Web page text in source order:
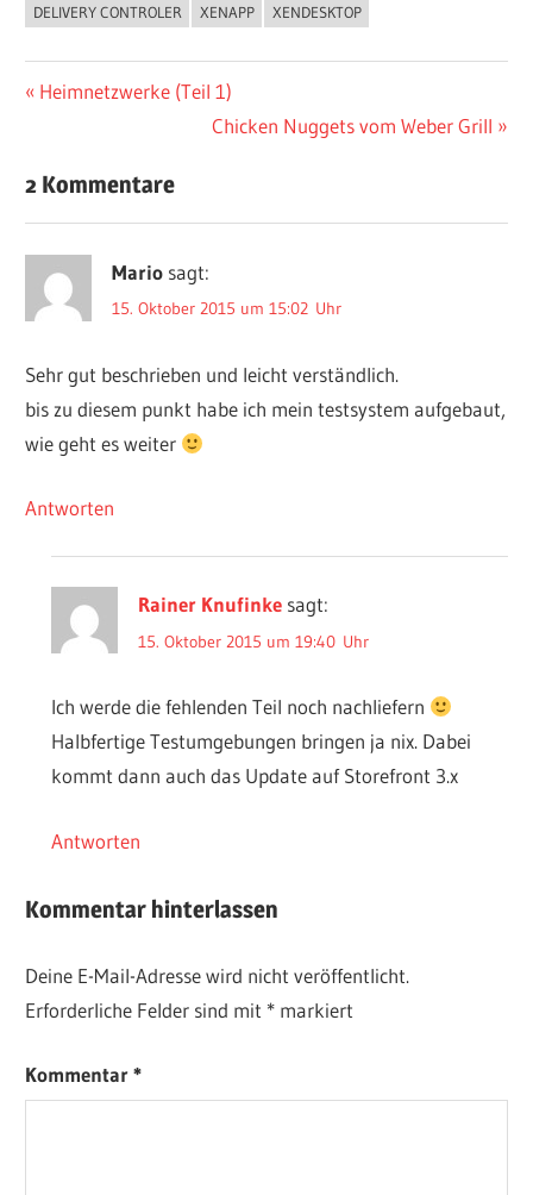
DELIVERY CONTROLER XENAPP XENDESKTOP
Beitragsnavigation
Vorheriger
Heimnetzwerke (Teil 1)
Nächster
Chicken Nuggets vom Weber Grill
2 Kommentare
Mario sagt:
15. Oktober 2015 um 15:02 Uhr
Sehr gut beschrieben und leicht verständlich.
bis zu diesem punkt habe ich mein testsystem aufgebaut,
wie geht es weiter
Antworten
Rainer Knufinke sagt:
15. Oktober 2015 um 19:40 Uhr
Ich werde die fehlenden Teil noch nachliefern
Halbfertige Testumgebungen bringen ja nix. Dabei
kommt dann auch das Update auf Storefront 3.x
Antworten
Kommentar hinterlassen
Deine E-Mail-Adresse wird nicht veröffentlicht.
Erforderliche Felder sind mit * markiert
Kommentar*